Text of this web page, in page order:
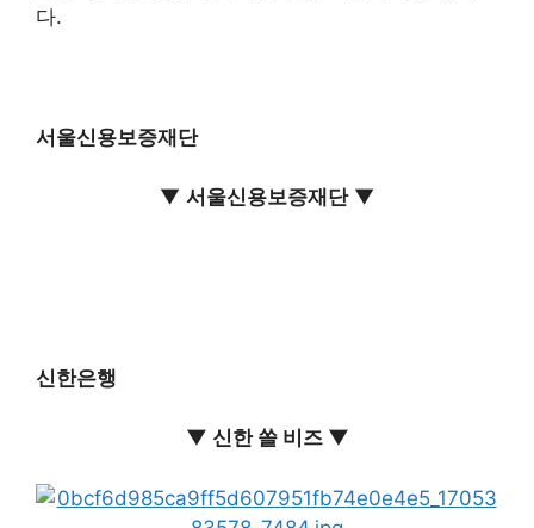
다.
서울신용보증재단
▼ 서울신용보증재단▼
신한은행
▼ 신한 쏠 비즈 ▼